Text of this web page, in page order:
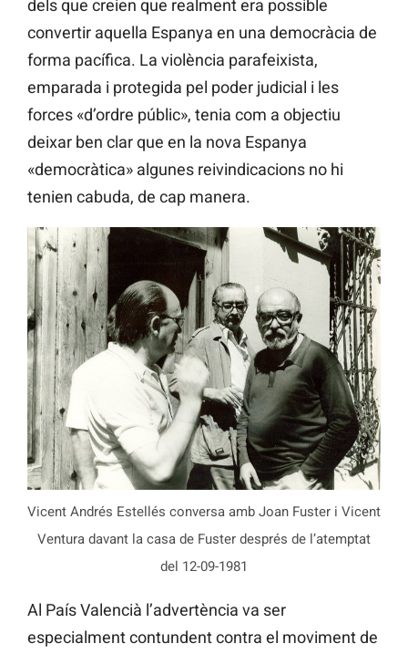
dels que creien que realment era possible
convertir aquella Espanya en una democràcia de
forma pacífica. La violència parafeixista,
emparada i protegida pel poder judicial i les
forces «d’ordre públic», tenia com a objectiu
deixar ben clar que en la nova Espanya
«democràtica» algunes reivindicacions no hi
tenien cabuda, de cap manera.
Vicent Andrés Estellés conversa amb Joan Fuster i Vicent
Ventura davant la casa de Fuster després de l’atemptat
del 12-09-1981
Al País Valencià l’advertència va ser
especialment contundent contra el moviment de